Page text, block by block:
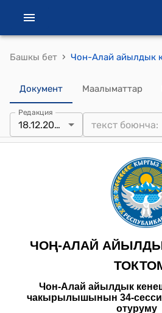
Башкы бет ›
Документ Маалыматтар
Редакция
18.12.2023